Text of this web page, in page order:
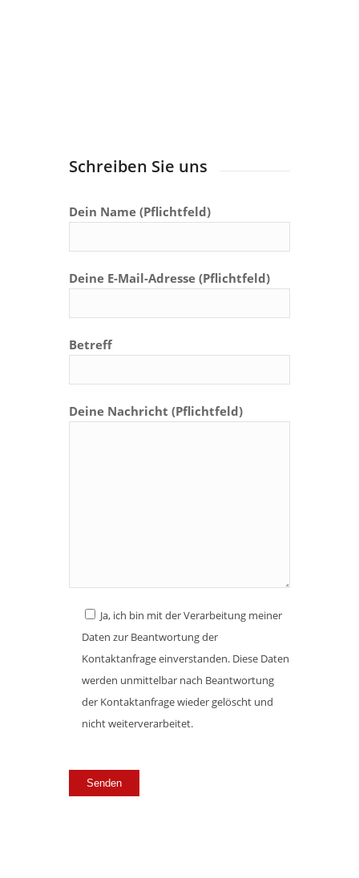
Schreiben Sie uns
Dein Name (Pflichtfeld)
Deine E-Mail-Adresse (Pflichtfeld)
Betreff
Deine Nachricht (Pflichtfeld)
Ja, ich bin mit der Verarbeitung meiner
Daten zur Beantwortung der
Kontaktanfrage einverstanden. Diese Daten
werden unmittelbar nach Beantwortung
der Kontaktanfrage wieder gelöscht und
nicht weiterverarbeitet.
lasse
dieses
Bitte
lasse